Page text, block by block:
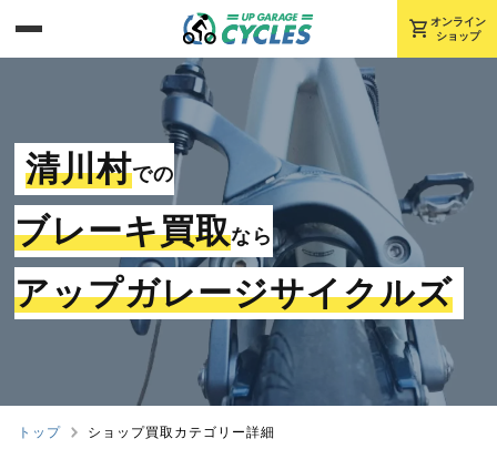
shopping_cart オンライン
ショップ
清川村での
ブレーキ買取なら
アップガレージサイクルズ
トップ ショップ買取カテゴリー詳細